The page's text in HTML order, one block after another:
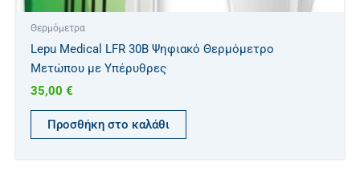
Θερμόμετρα
Lepu Medical LFR 30B Ψηφιακό Θερμόμετρο
Μετώπου με Υπέρυθρες
35,00 €
Προσθήκη στο καλάθι